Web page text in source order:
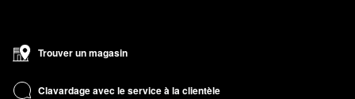
Trouver un magasin
Clavardage avec le service à la clientèle